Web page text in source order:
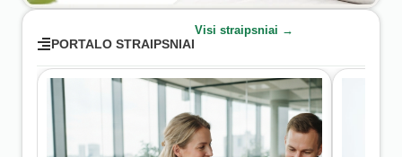
PORTALO STRAIPSNIAI
Visi straipsniai →